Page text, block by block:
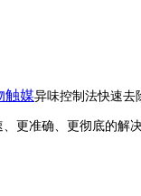
触媒异味控制法快速去
更准确、更彻底的解